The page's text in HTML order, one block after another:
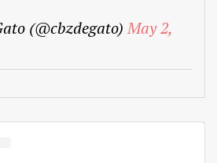
(@cbzdegato)May 2,